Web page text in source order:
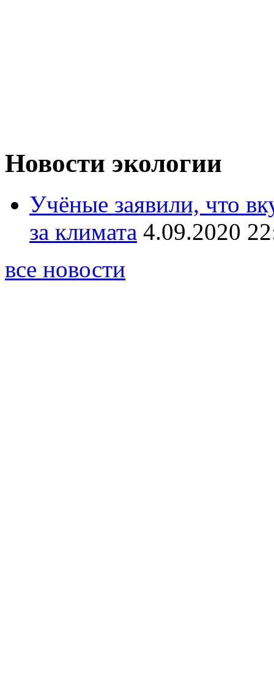
Новости экологии
Учёные заявили, что
за климата 4.09.2020
все новости